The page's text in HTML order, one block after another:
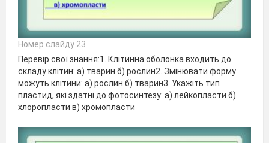
Номер слайду 23
Перевір свої знання:1. Клітинна оболонка входить до
складу клітин: а) тварин б) рослин2. Змінювати форму
можуть клітини: а) рослин б) тварин3. Укажіть тип
пластид, які здатні до фотосинтезу: а) лейкопласти б)
хлоропласти в) хромопласти